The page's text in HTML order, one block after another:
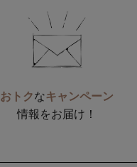
おトクなキャンペーン
情報をお届け！